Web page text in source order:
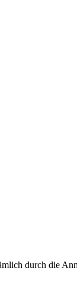
durch die